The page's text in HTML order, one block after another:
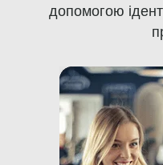
допомогою